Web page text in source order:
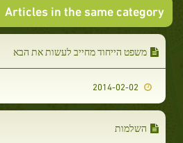
Articles in the same category
משפט הייחוד מחייב לעשות את הבא
השלמות